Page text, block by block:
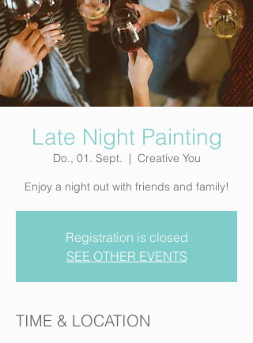
Late Night Painting
Do., 01. Sept.
  |
Creative You
Enjoy a night out with friends and family!
Registration is closed
SEE OTHER EVENTS
TIME & LOCATION